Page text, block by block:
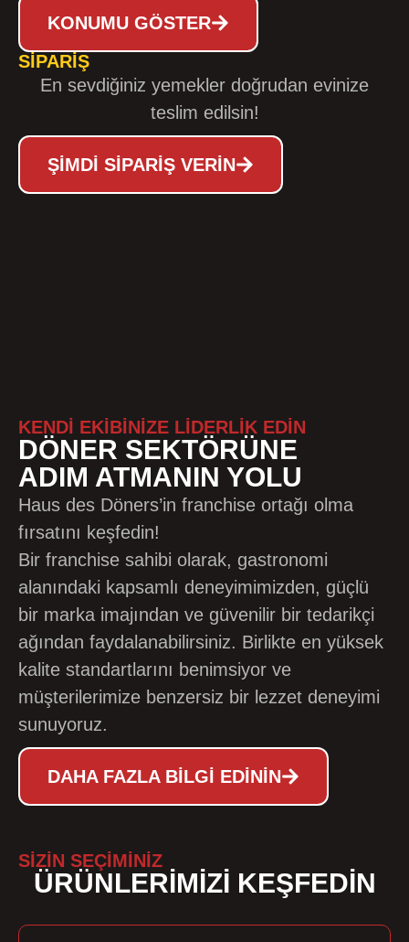
KONUMU GÖSTER
SIPARIŞ
En sevdiğiniz yemekler doğrudan evinize
teslim edilsin!
ŞIMDI SIPARIŞ VERIN
KENDİ EKİBİNİZE LİDERLİK EDİN
DÖNER SEKTÖRÜNE
ADIM ATMANIN YOLU
Haus des Döners’in franchise ortağı olma
fırsatını keşfedin!
Bir franchise sahibi olarak, gastronomi
alanındaki kapsamlı deneyimimizden, güçlü
bir marka imajından ve güvenilir bir tedarikçi
ağından faydalanabilirsiniz. Birlikte en yüksek
kalite standartlarını benimsiyor ve
müşterilerimize benzersiz bir lezzet deneyimi
sunuyoruz.
DAHA FAZLA BILGI EDININ
SİZİN SEÇİMİNİZ
ÜRÜNLERİMİZİ KEŞFEDİN